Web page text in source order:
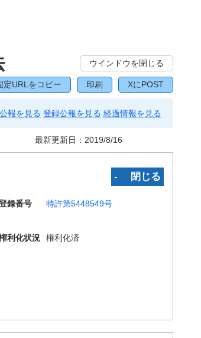
ウインドウを閉じる
定URLをコピー 印刷 XにPOST
報を見る 登録公報を見る 経過情報を見る
最新更新日： 2019/8/16
‐ 閉じる
録番号
特許第5448549号
利化状況 権利化済